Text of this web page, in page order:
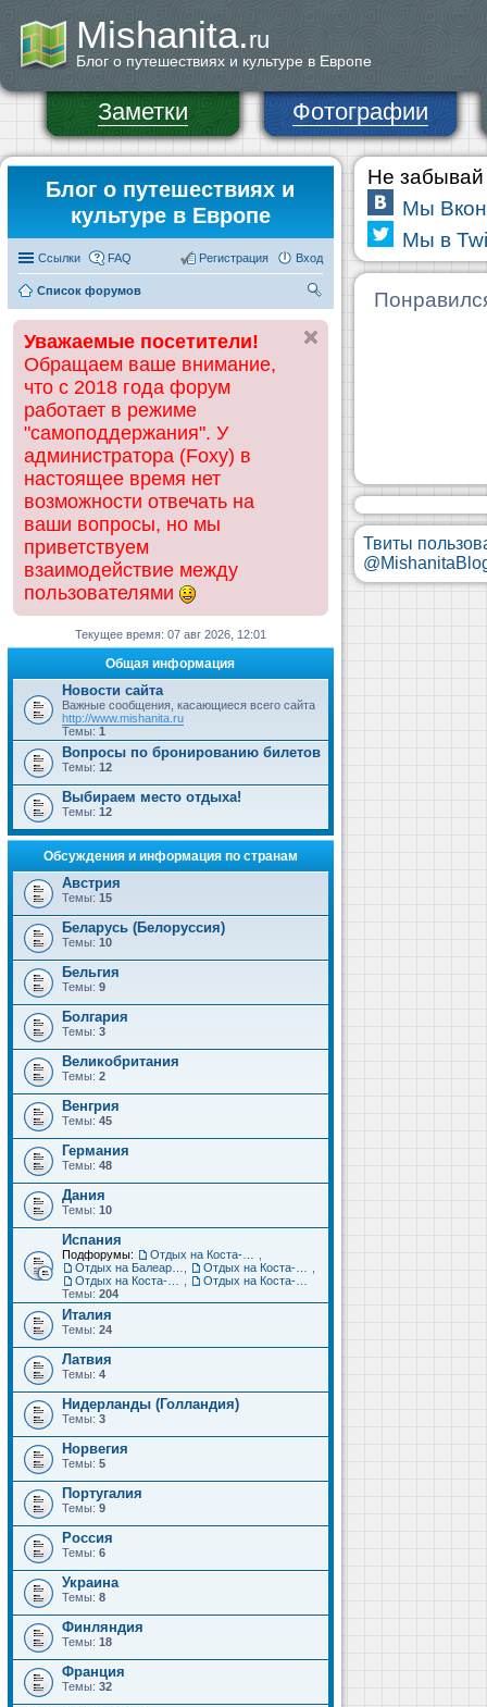
Mishanita.ru
Блог о путешествиях и культуре в Европе
Заметки Фотографии
Блог о путешествиях и
культуре в Европе
Ссылки FAQ Вход
Регистрация
Список форумов
ск
Уважаемые посетители!
Обращаем ваше внимание,
что с 2018 года форум
работает в режиме
"самоподдержания". У
администратора (Foxy) в
настоящее время нет
возможности отвечать на
ваши вопросы, но мы
приветствуем
взаимодействие между
пользователями
Текущее время: 07 авг 2026, 12:01
Общая информация
Новости сайта
Важные сообщения, касающиеся всего сайта
http://www.mishanita.ru
Темы: 1
Вопросы по бронированию билетов
Темы: 12
Выбираем место отдыха!
Темы: 12
Обсуждения и информация по странам
Австрия
Темы: 15
Беларусь (Белоруссия)
Темы: 10
Бельгия
Темы: 9
Болгария
Темы: 3
Великобритания
Темы: 2
Венгрия
Темы: 45
Германия
Темы: 48
Дания
Темы: 10
Испания
Подфорумы:
Темы: 204
Италия
Темы: 24
Латвия
Темы: 4
Нидерланды (Голландия)
Темы: 3
Норвегия
Темы: 5
Португалия
Темы: 9
Россия
Темы: 6
Украина
Темы: 8
Финляндия
Темы: 18
Франция
Темы: 32
Не забывай
Мы
Мы в
Твиты